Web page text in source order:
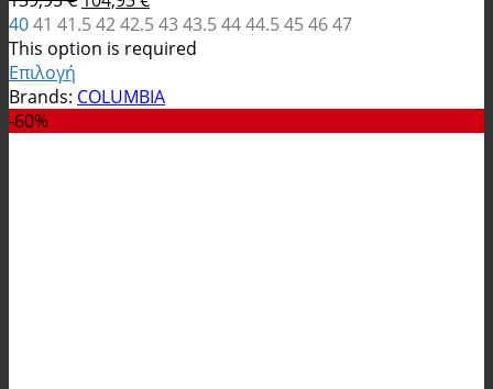
was:
139,95 €.
τιμή
είναι:
price
was:
τρέχουσα
τιμή
104,95 €.
4041 41.54242.54343.54444.5454647
This option is required
Επιλογή
Αυτό
το
Brands: COLUMBIA
-60%